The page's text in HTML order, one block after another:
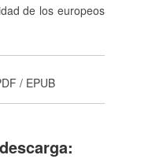
de los europeos
/ EPUB